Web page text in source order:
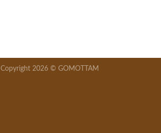
Copyright 2026 © GOMOTTAM